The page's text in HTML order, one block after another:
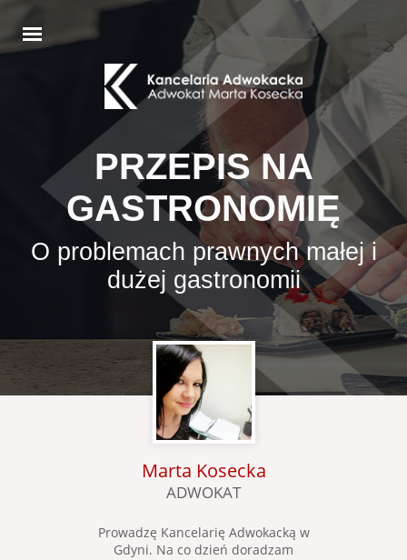
PRZEPIS NA
GASTRONOMIĘ
O problemach prawnych małej i
dużej gastronomii
Marta Kosecka
ADWOKAT
Prowadzę Kancelarię Adwokacką w
Gdyni. Na co dzień doradzam